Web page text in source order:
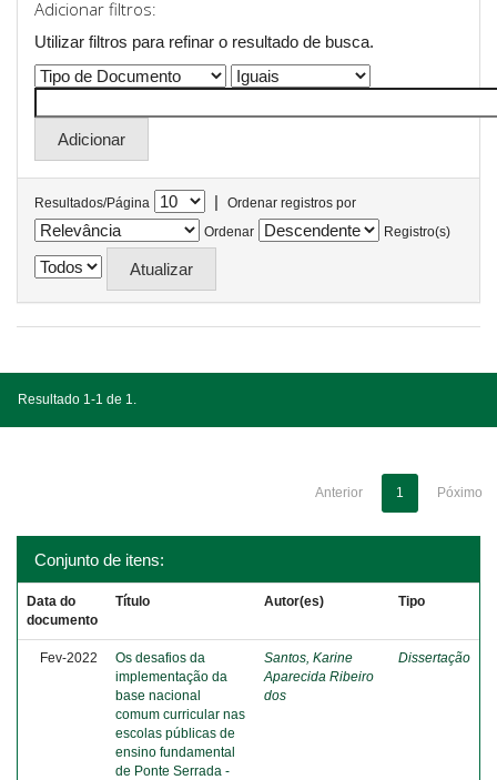
Adicionar filtros:
Utilizar filtros para refinar o resultado de busca.
Resultados/Página |
Ordenar registros por
Ordenar
Registro(s)
Resultado 1-1 de 1.
Anterior 1 Póximo
Conjunto de itens:
Data do
documento
Título Autor(es) Tipo
Fev-2022
Os desafios da
implementação da
base nacional
comum curricular nas
escolas públicas de
ensino fundamental
de Ponte Serrada -
Santos, Karine
Aparecida Ribeiro
dos
Dissertação